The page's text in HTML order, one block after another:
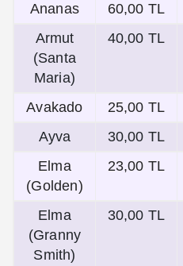
Ananas 60,00 TL
Armut
(Santa
Maria)
40,00 TL
Avakado 25,00 TL
Ayva
30,00 TL
Elma
(Golden)
23,00 TL
Elma
(Granny
Smith)
30,00 TL